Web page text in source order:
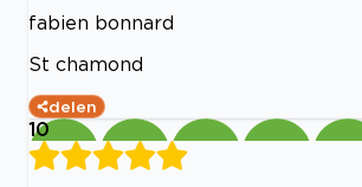
fabien bonnard
St chamond
delen
10